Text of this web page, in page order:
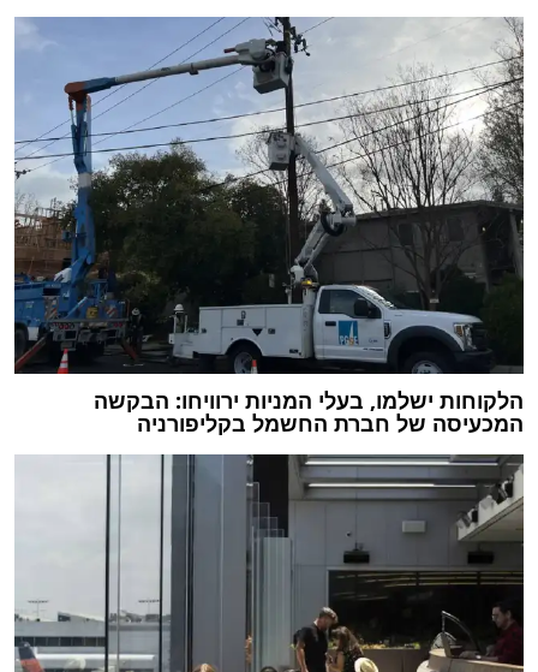
הלקוחות ישלמו, בעלי המניות ירוויחו: הבקשה
המכעיסה של חברת החשמל בקליפורניה